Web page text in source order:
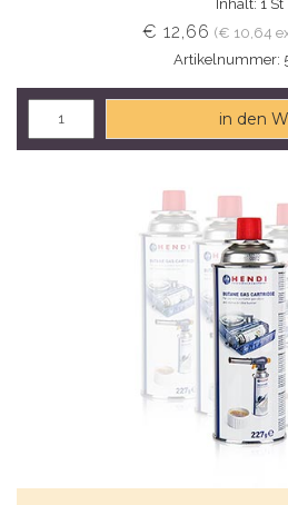
Inhalt: 1 St
€ 12,66 (€ 10,64
Artikelnummer:
in den